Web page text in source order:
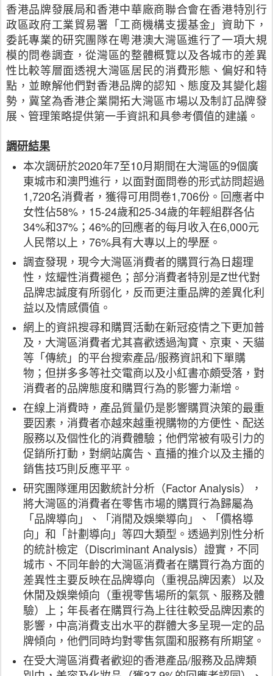
香港品牌發展局和香港中華廠商聯合會在香港特別行
政區政府工業貿易署「工商機構支援基金」資助下，
委託專業的研究團隊在粵港澳大灣區進行了一項大規
模的問卷調查，從灣區的整體概覽以及各城市的差異
性比較等層面透視大灣區居民的消費形態、偏好和特
點，並瞭解他們對香港品牌的認知、態度及其變化趨
勢，冀望為香港企業開拓大灣區市場以及制訂品牌發
展、管理策略提供第一手資訊和具參考價值的建議。
調研結果
本次調研於2020年7至10月期間在大灣區的9個廣
東城市和澳門進行，以面對面問卷的形式訪問超過
1,720名消費者，獲得可用問卷1,706份。回應者中
女性佔58%，15-24歲和25-34歲的年輕組群各佔
34%和37%；46%的回應者的每月收入在6,000元
人民幣以上，76%具有大專以上的學歷。
調查發現，現今大灣區消費者的購買行為日趨理
性，炫耀性消費褪色；部分消費者特別是Z世代對
品牌忠誠度有所弱化，反而更注重品牌的差異化利
益以及情感價值。
網上的資訊搜尋和購買活動在新冠疫情之下更加普
及，大灣區消費者尤其喜歡透過淘寶、京東、天貓
等「傳統」的平台搜索產品/服務資訊和下單購
物；但拼多多等社交電商以及小紅書亦頗受落，對
消費者的品牌態度和購買行為的影響力漸增。
在線上消費時，產品質量仍是影響購買決策的最重
要因素，消費者亦越來越重視購物的方便性、配送
服務以及個性化的消費體驗；他們常被有吸引力的
促銷所打動，對網站廣告、直播的推介以及主播的
銷售技巧則反應平平。
研究團隊運用因數統計分析（Factor Analysis），
將大灣區的消費者在零售市場的購買行為歸屬為
「品牌導向」、「消閒及娛樂導向」、「價格導
向」和「計劃導向」等四大類型。透過判別性分析
的統計檢定（Discriminant Analysis）證實，不同
城市、不同年齡的大灣區消費者在購買行為方面的
差異性主要反映在品牌導向（重視品牌因素）以及
休閒及娛樂傾向（重視零售場所的氣氛、服務及體
驗）上；年長者在購買行為上往往較受品牌因素的
影響，中高消費支出水平的群體大多呈現一定的品
牌傾向，他們同時均對零售氛圍和服務有所期望。
在受大灣區消費者歡迎的香港產品/服務及品牌類